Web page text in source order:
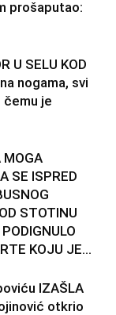
prošaputao:
U SELU KOD
nogama, svi
čemu je
MOGA
SE ISPRED
STOTINU
KOJU JE...
IZAŠLA
otkrio